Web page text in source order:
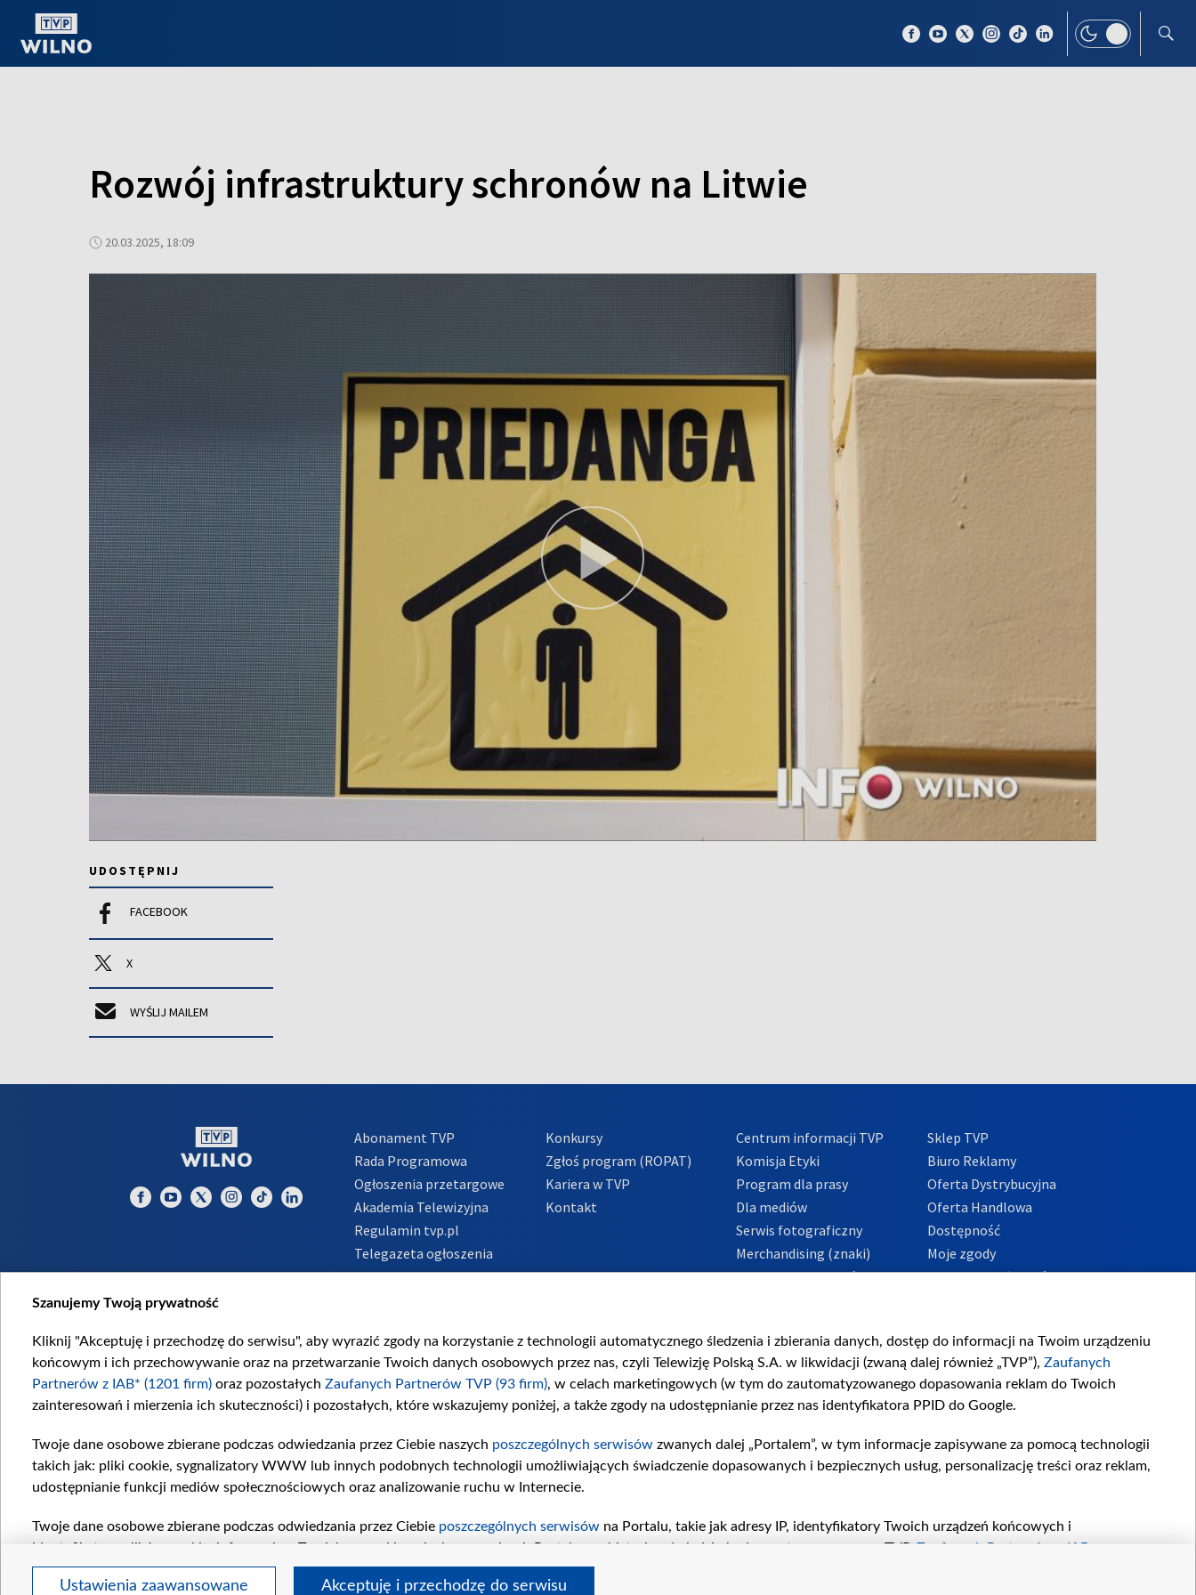
Rozwój infrastruktury schronów na Litwie
20.03.2025, 18:09
UDOSTĘPNIJ
FACEBOOK
X
WYŚLIJ MAILEM
Abonament TVP
Rada Programowa
Ogłoszenia przetargowe
Akademia Telewizyjna
Regulamin tvp.pl
Telegazeta ogłoszenia
Informacje o nadawcy
Konkursy
Zgłoś program (ROPAT)
Kariera w TVP
Kontakt
Centrum informacji TVP
Komisja Etyki
Program dla prasy
Dla mediów
Serwis fotograficzny
Merchandising (znaki)
Polityka Prywatności
Sklep TVP
Biuro Reklamy
Oferta Dystrybucyjna
Oferta Handlowa
Dostępność
Moje zgody
Procedura zgłoszeń
Szanujemy Twoją prywatność
Kliknij "Akceptuję i przechodzę do serwisu", aby wyrazić zgody na korzystanie z technologii automatycznego śledzenia i zbierania danych, dostęp do informacji na Twoim urządzeniu
końcowym i ich przechowywanie oraz na przetwarzanie Twoich danych osobowych przez nas, czyli Telewizję Polską S.A. w likwidacji (zwaną dalej również „TVP”), Zaufanych
Partnerów z IAB* (1201 firm) oraz pozostałych Zaufanych Partnerów TVP (93 firm), w celach marketingowych (w tym do zautomatyzowanego dopasowania reklam do Twoich
zainteresowań i mierzenia ich skuteczności) i pozostałych, które wskazujemy poniżej, a także zgody na udostępnianie przez nas identyfikatora PPID do Google.
Twoje dane osobowe zbierane podczas odwiedzania przez Ciebie naszych poszczególnych serwisów zwanych dalej „Portalem”, w tym informacje zapisywane za pomocą technologii
takich jak: pliki cookie, sygnalizatory WWW lub innych podobnych technologii umożliwiających świadczenie dopasowanych i bezpiecznych usług, personalizację treści oraz reklam,
udostępnianie funkcji mediów społecznościowych oraz analizowanie ruchu w Internecie.
Twoje dane osobowe zbierane podczas odwiedzania przez Ciebie poszczególnych serwisów na Portalu, takie jak adresy IP, identyfikatory Twoich urządzeń końcowych i
identyfikatory plików cookie, informacje o Twoich wyszukiwaniach w serwisach Portalu czy historia odwiedzin będą przetwarzane przez TVP, Zaufanych Partnerów z IAB
pozostałychZaufanych Partnerów TVP
dla realizacji następujących celów i funkcji: przechowywania informacji na urządzeniu lub dostęp do nich, wyboru podstawowych reklam,
wyboru spersonalizowanych reklam, tworzenia profilu spersonalizowanych reklam, tworzenia profilu spersonalizowanych treści, wyboru spersonalizowanych treści, pomiaru
Ustawienia zaawansowane Akceptuję i przechodzę do serwisu